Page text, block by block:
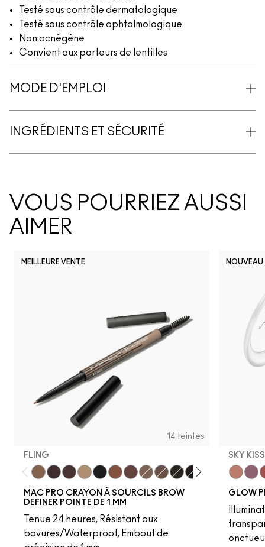
Testé sous contrôle dermatologique
Testé sous contrôle ophtalmologique
Non acnégène
Convient aux porteurs de lentilles
MODE D'EMPLOI
INGRÉDIENTS ET SÉCURITÉ
VOUS POURRIEZ AUSSI
AIMER
MEILLEURE VENTE
14 teintes
FLING
Genuine Aubergine
Omega
OnyxPenny
MAC PRO CRAYON À SOURCILS BROW
DEFINER POINTE DE 1 MM
Tenue 24 heures, Résistant aux
bavures/Waterproof, Embout de
NOUVEAU
SKY
GLOW